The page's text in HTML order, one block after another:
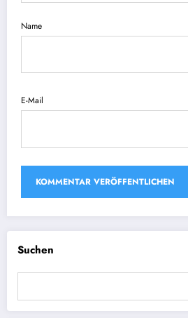
Name
E-Mail
Suchen